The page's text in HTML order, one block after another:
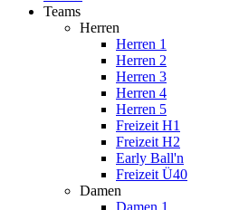
Teams
Herren
Herren 1
Herren 2
Herren 3
Herren 4
Herren 5
Freizeit H1
Freizeit H2
Early Ball'n
Freizeit Ü40
Damen
Damen 1